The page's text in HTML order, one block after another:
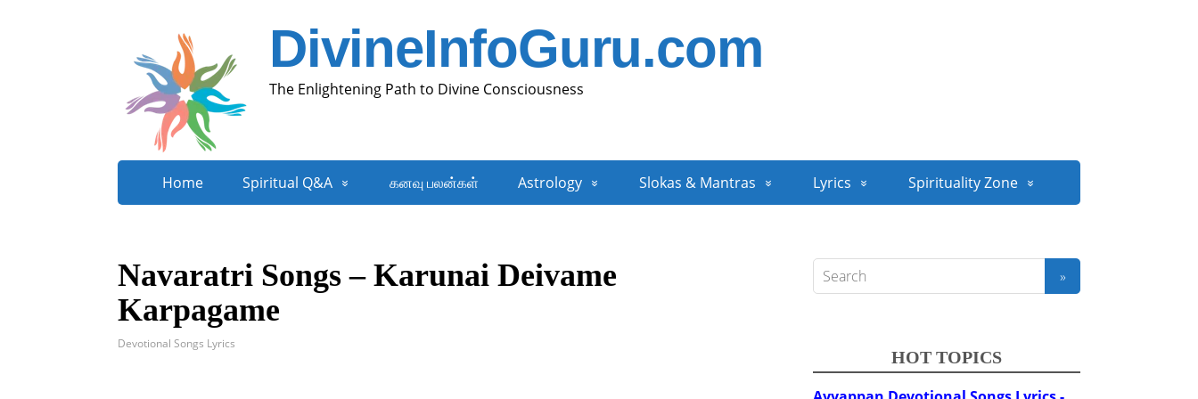
DivineInfoGuru.com
The Enlightening Path to Divine Consciousness
Home Spiritual Q&A கனவு பலன்கள் Astrology Slokas & Mantras Lyrics Spirituality Zone
Navaratri Songs – Karunai Deivame
Karpagame
Devotional Songs Lyrics
HOT TOPICS